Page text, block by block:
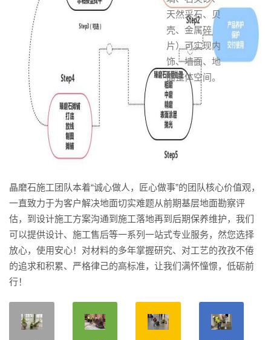
天然采石、贝
壳、金属碎
片）可实现内
饰、墙面、地
面整体空间。
晶磨石施工团队本着“诚心做人，匠心做事”的团队核心价值观，
一直致力于为客户解决地面切实难题从前期基层地面勘察评
估，到设计施工方案沟通到施工落地再到后期保养维护，我们
可以提供设计、施工售后等一系列一站式专业服务，然您选择
放心，使用安心！对材料的多年掌握研究、对工艺的孜孜不倦
的追求和积累、严格律己的高标准，让我们满怀憧憬，低砺前
行！